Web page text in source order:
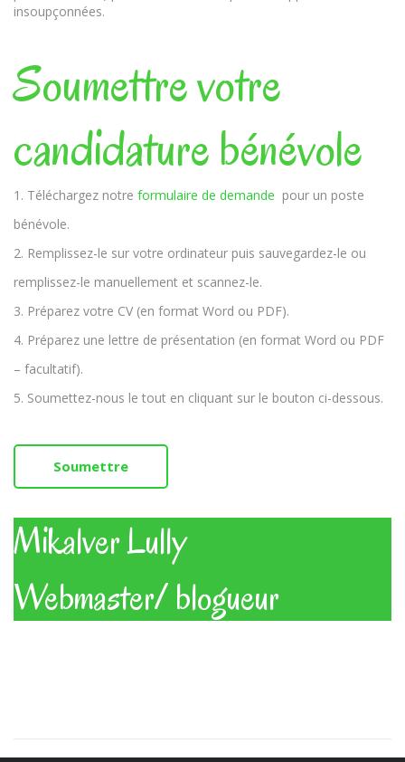
insoupçonnées.
Soumettre votre
candidature bénévole
Téléchargez notre formulaire de demande pour un poste
bénévole.
Remplissez-le sur votre ordinateur puis sauvegardez-le ou
remplissez-le manuellement et scannez-le.
Préparez votre CV (en format Word ou PDF).
Préparez une lettre de présentation (en format Word ou PDF
– facultatif).
Soumettez-nous le tout en cliquant sur le bouton ci-dessous.
Soumettre
Mikalver Lully
Webmaster/ blogueur